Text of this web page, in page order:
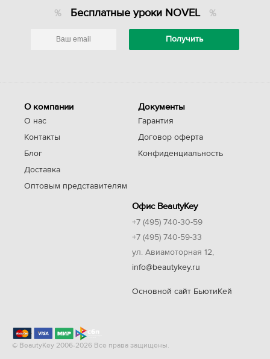
Бесплатные уроки NOVEL
О компании
О нас
Контакты
Блог
Доставка
Оптовым представителям
Документы
Гарантия
Договор оферта
Конфиденциальность
Офис BeautyKey
+7 (495) 740-30-59
+7 (495) 740-59-33
ул. Авиамоторная 12,
info@beautykey.ru
Основной сайт БьютиКей
© BeautyKey 2006-2026 Все права защищены.